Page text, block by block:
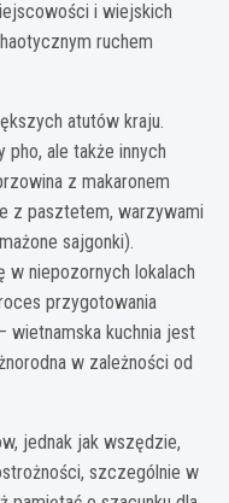
i wiejskich
ruchem
atutów kraju.
pho, ale także innych
z makaronem
z pasztetem, warzywami
sajgonki).
niepozornych lokalach
przygotowania
wietnamska kuchnia jest
w zależności od
jednak jak wszędzie,
szczególnie w